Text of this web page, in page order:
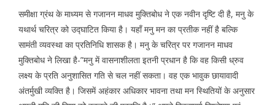
समीक्षा ग्रंथ के माध्यम से गजानन माधव मुक्तिबोध ने एक नवीन दृष्टि दी है, मनु के
यथार्थ चरित्र को उद्घाटित किया है। यहाँ मनु मन का प्रतीक नहीं है बल्कि
सामंती व्यवस्था का प्रतिनिधि शासक है। मनु के चरित्र पर गजानन माधव
मुक्तिबोध ने लिखा है-”मनु में वासनाशीलता इतनी प्रधान है कि वह किसी ध्रुव
लक्ष्य के प्रति अनुशासित गति से चल नहीं सकता। वह एक भावुक छायावादी
अंतर्मुखी व्यक्ति है। जिसमें अहंकार अधिकार भावना तथा मन स्थितियों के अनुसार